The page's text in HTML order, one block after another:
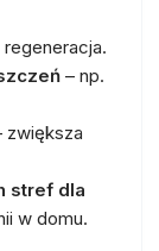
regeneracja.
– np.
zwiększa
stref dla
w domu.